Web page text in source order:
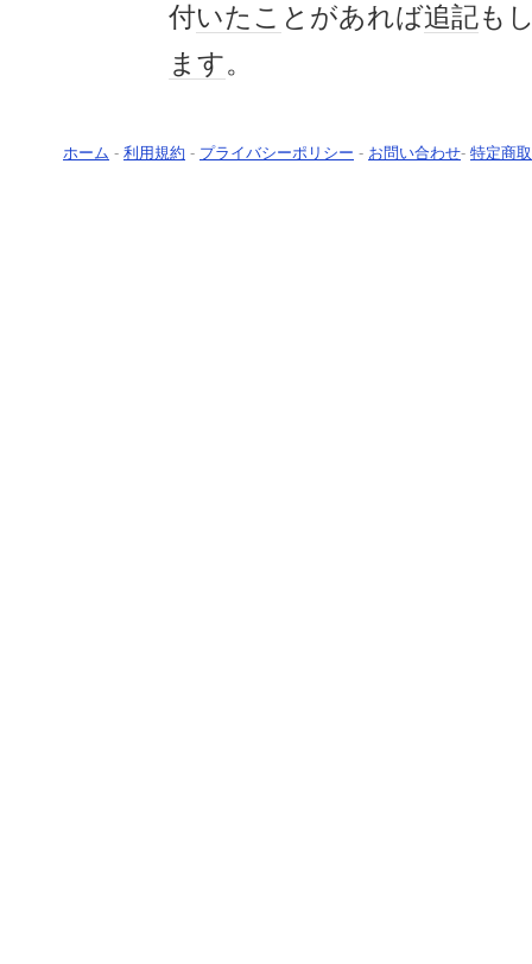
付いたこ とがあれば追記も
ます。
ホーム - 利用規約 - プライバシーポリシー - お問い合わせ- 特定商